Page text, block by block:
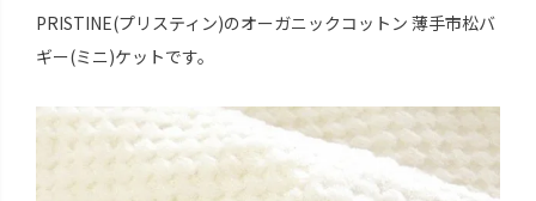
PRISTINE(プリスティン)のオーガニックコットン 薄手市松バ
ギー(ミニ)ケットです。